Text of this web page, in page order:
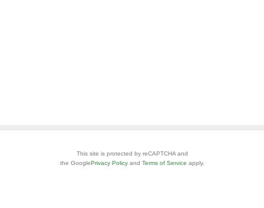
This site is protected by reCAPTCHA and
the GooglePrivacy Policy and Terms of Service apply.